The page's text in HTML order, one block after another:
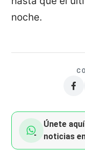
noche.
Únete
noticias